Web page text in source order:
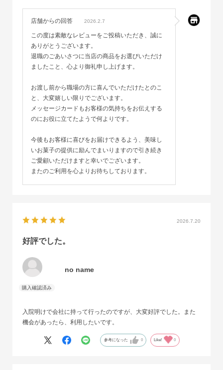
間違いなく美味しいですし、お手頃ですし、持ち帰りも軽く、お
すすめです。😊
店舗からの回答 2026.2.7
この度は素敵なレビューをご投稿いただき、誠に
ありがとうございます。
退職のごあいさつに当店の商品をお選びいただけ
ましたこと、心より御礼申し上げます。
お渡し前から職場の方に喜んでいただけたとのこ
と、大変嬉しい限りでございます。
メッセージカードもお客様の気持ちをお伝えする
のにお役に立てたようで何よりです。
今後もお客様に喜びをお届けできるよう、美味し
いお菓子の提供に励んでまいりますので引き続き
ご愛顧いただけますと幸いでございます。
またのご利用を心よりお待ちしております。
2026.7.20
好評でした。
no name
入院明けで会社に持って行ったのですが、大変好評でした。また
機会があったら、利用したいです。
参考になった 0 Like! 0